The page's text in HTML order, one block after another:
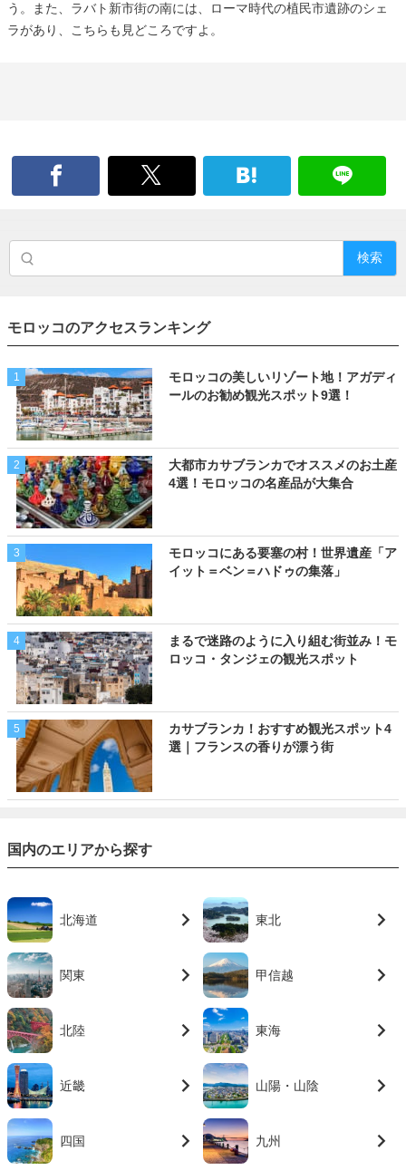
う。また、ラバト新市街の南には、ローマ時代の植民市遺跡のシェ
ラがあり、こちらも見どころですよ。
検索
モロッコのアクセスランキング
1
モロッコの美しいリゾート地！アガディ
ールのお勧め観光スポット9選！
2
大都市カサブランカでオススメのお土産
4選！モロッコの名産品が大集合
3
モロッコにある要塞の村！世界遺産「ア
イット＝ベン＝ハドゥの集落」
4
まるで迷路のように入り組む街並み！モ
ロッコ・タンジェの観光スポット
5
カサブランカ！おすすめ観光スポット4
選｜フランスの香りが漂う街
国内のエリアから探す
北海道 東北
関東 甲信越
北陸 東海
近畿 山陽・山陰
四国 九州